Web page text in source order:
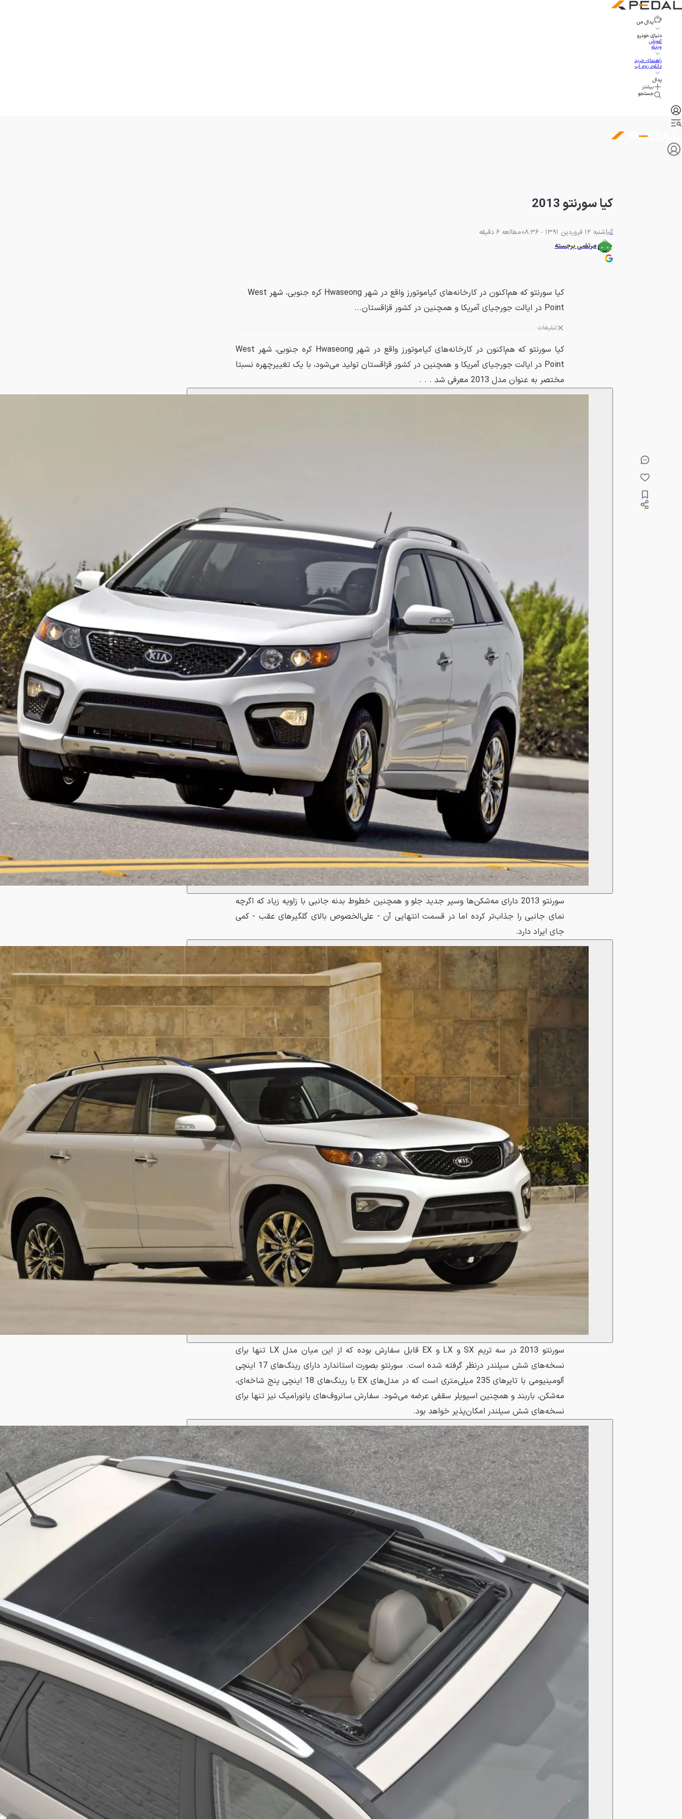
پدال من
دنیای خودرو
آموزش
ویدئو
راهنمای خرید
دانلود زوم اپ
پدال
بیشتر
جستجو
کیا سورنتو 2013
کیاشنبه 12 فروردین 1391 - 08:36
مطالعه 6 دقیقه
مرتضی برجسته
کیا سورنتو که هم‌اکنون در کارخانه‌های کیاموتورز واقع در شهر Hwaseong کره جنوبی، شهر West
Point در ایالت جورجیای آمریکا و همچنین در کشور قزاقستان...
تبلیغات
کیا سورنتو که هم‌اکنون در کارخانه‌های کیاموتورز واقع در شهر Hwaseong کره جنوبی، شهر West
Point در ایالت جورجیای آمریکا و همچنین در کشور قزاقستان تولید می‌شود، با یک تغییرچهره نسبتا
مختصر به عنوان مدل‌ 2013 معرفی شد . . .
سورنتو 2013 دارای مه‌شکن‌ها وسپر جدید جلو و همچنین خطوط بدنه جانبی با زاویه زیاد که اگرچه
نمای جانبی را جذاب‌تر کرده اما در قسمت انتهایی آن - علی‌الخصوص بالای گلگیرهای عقب - کمی
جای ایراد دارد.
سورنتو 2013 در سه تریم SX و LX و EX قابل سفارش بوده که از این میان مدل LX تنها برای
نسخه‌های شش سیلندر درنظر گرفته شده است. سورنتو بصورت استاندارد دارای رینگ‌های 17 اینچی
آلومینیومی با تایرهای 235 میلی‌متری است که در مدل‌های EX با رینگ‌های 18 اینچی پنج شاخه‌ای،
مه‌شکن، باربند و همچنین اسپویلر سقفی عرضه می‌شود. سفارش سانروف‌های پانورامیک نیز تنها برای
نسخه‌های شش سیلندر امکان‌پذیر خواهد بود.